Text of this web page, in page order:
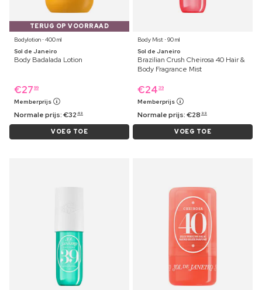
TERUG OP VOORRAAD
Bodylotion ⋅ 400 ml
Sol de Janeiro
Body Badalada Lotion
€27 99
Memberprijs
Normale prijs:€32 49
VOEG TOE
Body Mist ⋅ 90 ml
Sol de Janeiro
Brazilian Crush Cheirosa 40 Hair &
Body Fragrance Mist
€24 39
Memberprijs
Normale prijs:€28 99
VOEG TOE